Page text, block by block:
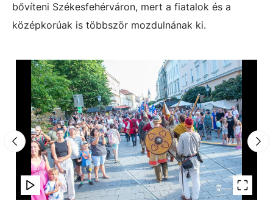
bővíteni Székesfehérváron, mert a fiatalok és a
középkorúak is többször mozdulnának ki.